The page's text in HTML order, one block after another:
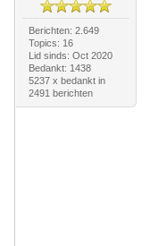
Berichten: 2.649
Topics: 16
Lid sinds: Oct 2020
Bedankt: 1438
5237 x bedankt in
2491 berichten